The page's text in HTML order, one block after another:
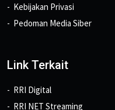
Kebijakan Privasi
Pedoman Media Siber
Link Terkait
RRI Digital
RRI NET Streaming